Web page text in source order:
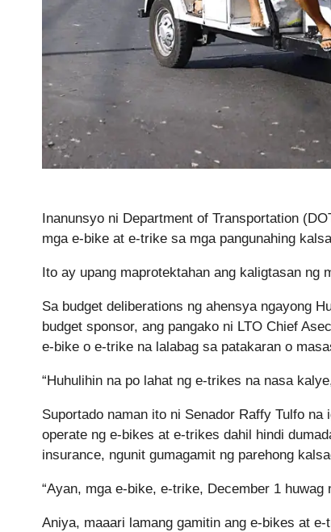
Inanunsyo ni Department of Transportation
mga e-bike at e-trike sa mga pangunahing
Ito ay upang maprotektahan ang kaligtasan
Sa budget deliberations ng ahensya ngayong
budget sponsor, ang pangako ni LTO Chief
e-bike o e-trike na lalabag sa patakaran o
“Huhulihin na po lahat ng e-trikes na nasa
Suportado naman ito ni Senador Raffy Tulfo
operate ng e-bikes at e-trikes dahil hindi
insurance, ngunit gumagamit ng parehong
“Ayan, mga e-bike, e-trike, December 1
Aniya, maaari lamang gamitin ang e-bikes at